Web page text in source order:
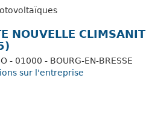
NOUVELLE CLIMSANIT
- 01000 - BOURG-EN-BRESSE
sur l'entreprise